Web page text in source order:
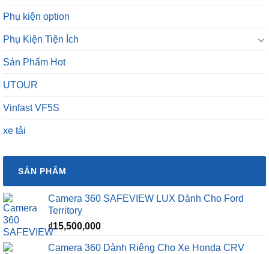
Phụ kiện option
Phụ Kiện Tiện Ích
Sản Phẩm Hot
UTOUR
Vinfast VF5S
xe tải
SẢN PHẨM
Camera 360 SAFEVIEW LUX Dành Cho Ford
Territory
₫15,500,000
Camera 360 Dành Riêng Cho Xe Honda CRV